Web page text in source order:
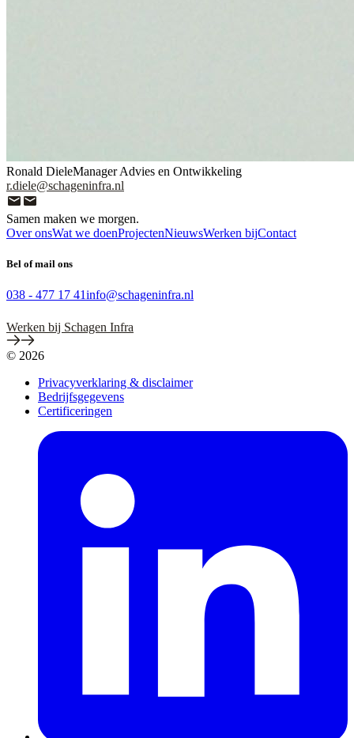
Ronald DieleManager Advies en Ontwikkeling
r.diele@schageninfra.nl
Samen maken we morgen.
Over onsWat we doenProjectenNieuwsWerken bijContact
Bel of mail ons
038 - 477 17 41info@schageninfra.nl
Werken bij Schagen Infra
© 2026
Privacyverklaring & disclaimer
Bedrijfsgegevens
Certificeringen